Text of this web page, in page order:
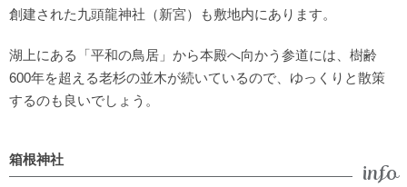
創建された九頭龍神社（新宮）も敷地内にあります。
湖上にある「平和の鳥居」から本殿へ向かう参道には、樹齢
600年を超える老杉の並木が続いているので、ゆっくりと散策
するのも良いでしょう。
箱根神社